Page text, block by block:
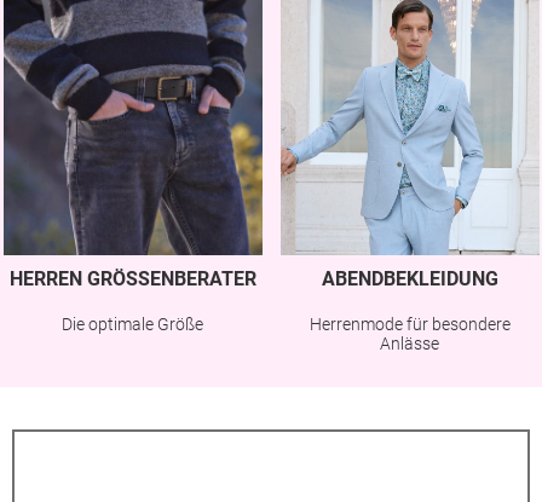
HERREN GRÖSSENBERATER
Die optimale Größe
ABENDBEKLEIDUNG
Herrenmode für besondere
Anlässe